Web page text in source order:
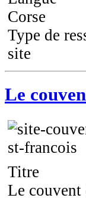
Corse
Type de
site
Le
Titre
Le couvent